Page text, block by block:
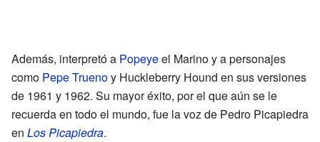
Además, interpretó a Popeyeel Marino y a personajes
como Pepe Truenoy Huckleberry Hound en sus versiones
de 1961 y 1962. Su mayor éxito, por el que aún se le
recuerda en todo el mundo, fue la voz de Pedro Picapiedra
en Los Picapiedra.